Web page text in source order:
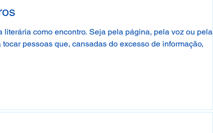
como encontro. Seja pela página, pela voz ou pela
pessoas que, cansadas do excesso de informação,